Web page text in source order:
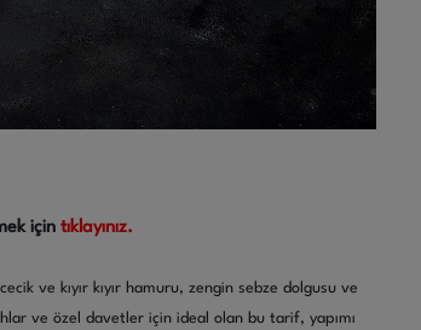
için tıklayınız.
ve kıyır kıyır hamuru, zengin sebze dolgusu ve
ve özel davetler için ideal olan bu tarif, yapımı